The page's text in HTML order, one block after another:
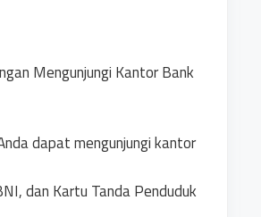
Mengunjungi Kantor Bank
dapat mengunjungi kantor
dan Kartu Tanda Penduduk